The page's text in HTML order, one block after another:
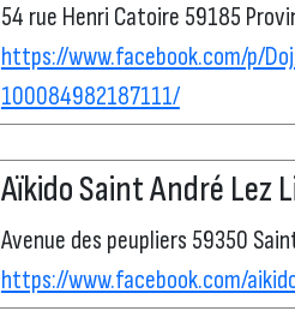
54 rue Henri Catoire 59185
https://www.facebook.com/p/
100084982187111/
Aïkido Saint André Lez
Avenue des peupliers 59350
https://www.facebook.com/